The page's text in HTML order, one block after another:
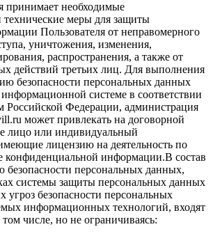
принимает необходимые
меры для защиты
Пользователя от неправомерного
уничтожения, изменения,
распространения, а также от
действий третьих лиц. Для выполнения
безопасности персональных данных
системе в соответствии
Российской Федерации, администрация
может привлекать на договорной
лицо или индивидуальный
лицензию на деятельность по
конфиденциальной информации.В состав
безопасности персональных данных,
системы защиты персональных данных
угроз безопасности персональных
информационных технологий, входят
числе, но не ограничиваясь: